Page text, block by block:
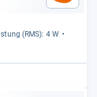
(RMS): 4 W